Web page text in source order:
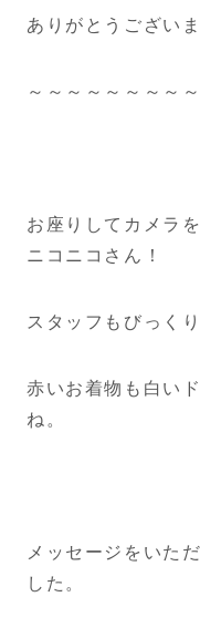
ありがとうございま
～～～～～～～～
お座りしてカメラ
ニコニコさん！
スタッフもびっく
赤いお着物も白い
ね。
メッセージをいた
した。